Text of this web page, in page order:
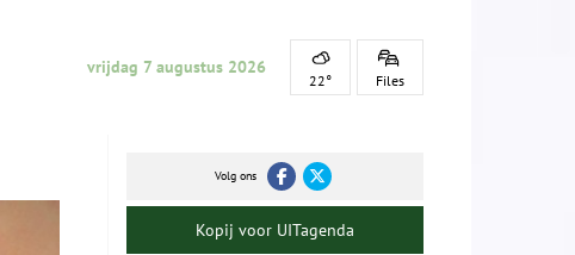
vrijdag 7 augustus 2026
22° Files
Volg ons
Kopij voor UITagenda